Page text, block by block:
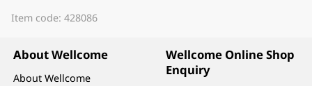
Item code: 428086
About Wellcome
About Wellcome
Wellcome Online Shop
Enquiry